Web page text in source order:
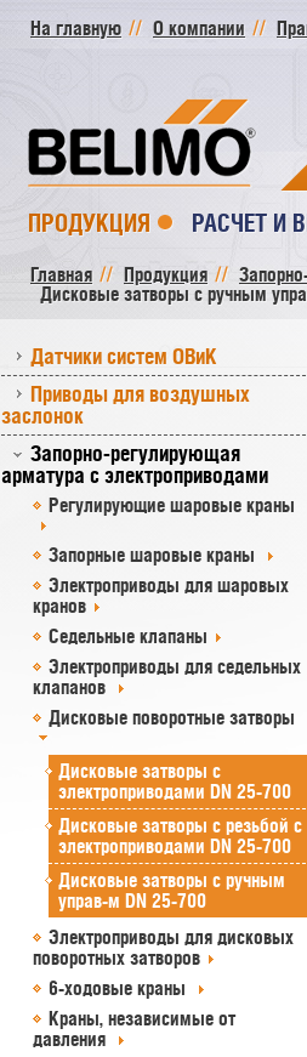
На главную О компании
ПРОДУКЦИЯ РАСЧЕТ И
Главная Продукция
Дисковые затворы c ручным
Датчики систем ОВиК
Приводы для воздушных
заслонок
Запорно-регулирующая
арматура с электроприводами
Регулирующие шаровые краны
Запорные шаровые краны
Электроприводы для шаровых
кранов
Седельные клапаны
Электроприводы для седельных
клапанов
Дисковые поворотные затворы
Дисковые затворы c
электроприводами DN 25-700
Дисковые затворы с резьбой c
электроприводами DN 25-700
Дисковые затворы c ручным
управ-м DN 25-700
Электроприводы для дисковых
поворотных затворов
6-ходовые краны
Краны, независимые от
давления